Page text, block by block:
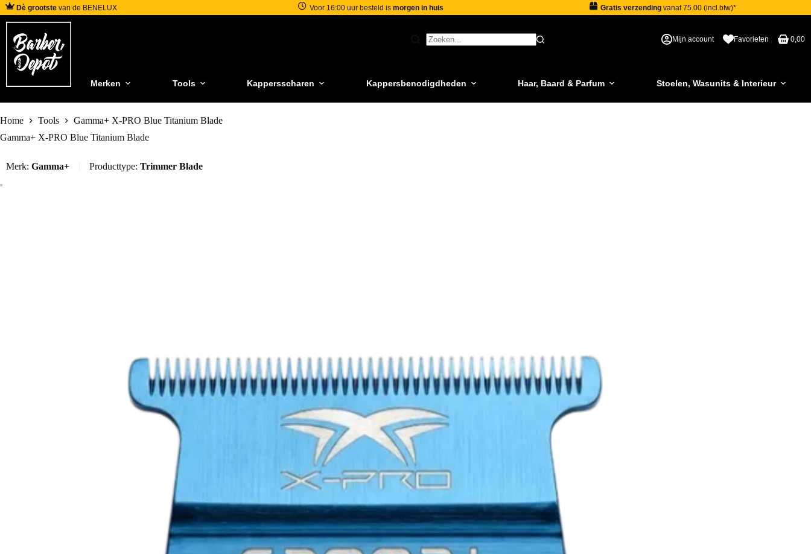
Dè grootste van de BENELUX Voor 16:00 uur besteld ismorgen in huis Gratis verzendingvanaf 75.00 (incl.btw)*
Mijn account Favorieten 0,00
Merken Tools Kappersscharen Kappersbenodigdheden Haar, Baard & Parfum Stoelen, Wasunits & Interieur
Home Tools
Gamma+ X-PRO Blue Titanium Blade
Gamma+ X-PRO Blue Titanium Blade
Merk: Gamma+ Producttype: Trimmer Blade